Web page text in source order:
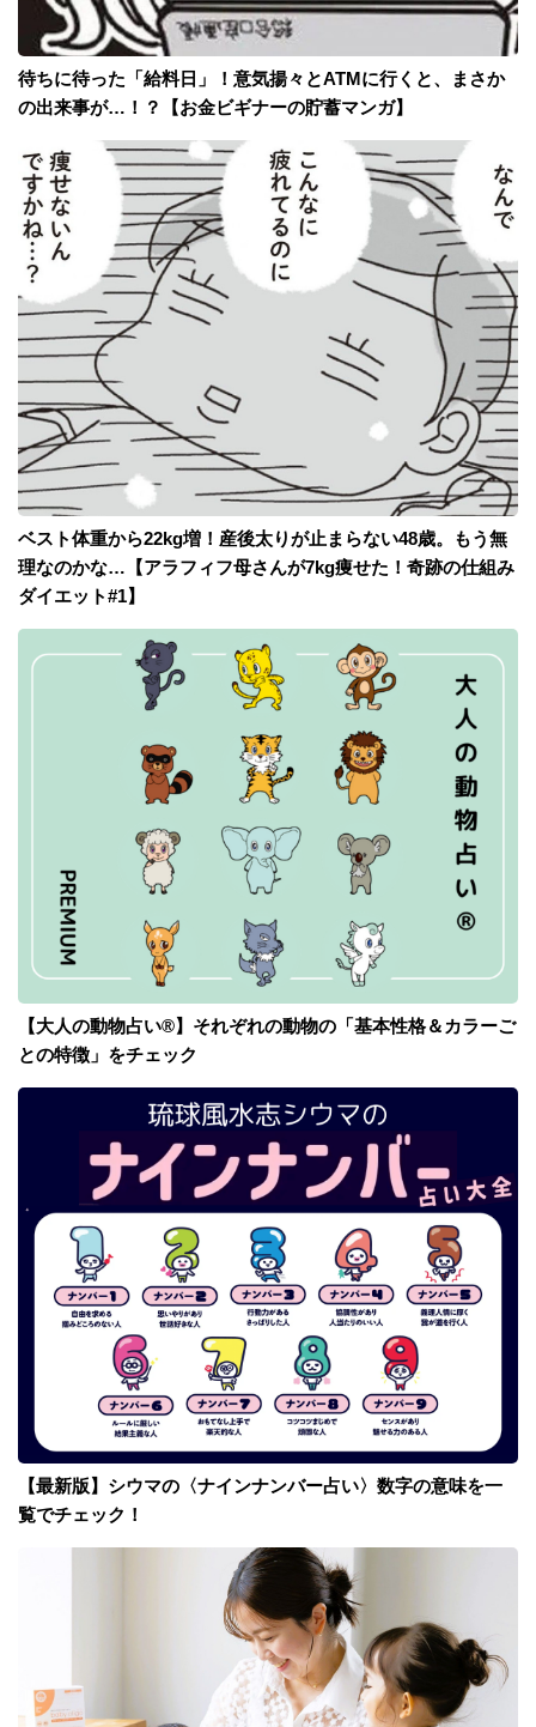
待ちに待った「給料日」！意気揚々とATMに行くと、まさか
の出来事が…！？【お金ビギナーの貯蓄マンガ】
ベスト体重から22kg増！産後太りが止まらない48歳。もう無
理なのかな…【アラフィフ母さんが7kg痩せた！奇跡の仕組み
ダイエット#1】
【大人の動物占い®】それぞれの動物の「基本性格＆カラーご
との特徴」をチェック
【最新版】シウマの〈ナインナンバー占い〉数字の意味を一
覧でチェック！